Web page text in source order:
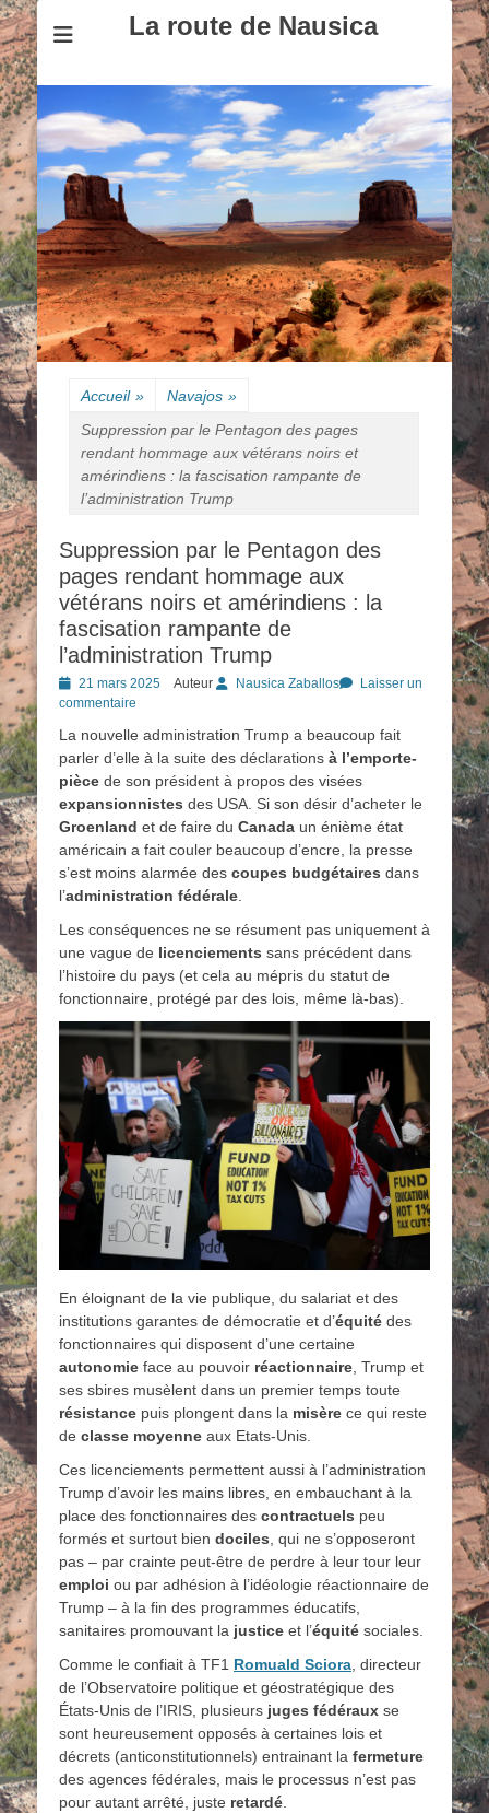
La route de Nausica
Accueil » Navajos »
Suppression par le Pentagon des pages
rendant hommage aux vétérans noirs et
amérindiens : la fascisation rampante de
l’administration Trump
Suppression par le Pentagon des
pages rendant hommage aux
vétérans noirs et amérindiens : la
fascisation rampante de
l’administration Trump
Posted
on
21 mars 2025 Auteur Nausica Zaballos
Laisser un
commentaire
La nouvelle administration Trump a beaucoup fait
parler d’elle à la suite des déclarations à l’emporte-
pièce de son président à propos des visées
expansionnistes des USA. Si son désir d’acheter le
Groenland et de faire du Canada un énième état
américain a fait couler beaucoup d’encre, la presse
s’est moins alarmée des coupes budgétaires dans
l’administration fédérale.
Les conséquences ne se résument pas uniquement à
une vague de licenciements sans précédent dans
l’histoire du pays (et cela au mépris du statut de
fonctionnaire, protégé par des lois, même là-bas).
En éloignant de la vie publique, du salariat et des
institutions garantes de démocratie et d’équité des
fonctionnaires qui disposent d’une certaine
autonomie face au pouvoir réactionnaire , Trump et
ses sbires musèlent dans un premier temps toute
résistance puis plongent dans la misère ce qui reste
de classe moyenne aux Etats-Unis.
Ces licenciements permettent aussi à l’administration
Trump d’avoir les mains libres, en embauchant à la
place des fonctionnaires des contractuels peu
formés et surtout bien dociles , qui ne s’opposeront
pas – par crainte peut-être de perdre à leur tour leur
emploi ou par adhésion à l’idéologie réactionnaire de
Trump – à la fin des programmes éducatifs,
sanitaires promouvant la justice et l’équité sociales.
Comme le confiait à TF1 Romuald Sciora , directeur
de l’Observatoire politique et géostratégique des
États-Unis de l’IRIS, plusieurs juges fédéraux se
sont heureusement opposés à certaines lois et
décrets (anticonstitutionnels) entrainant la fermeture
des agences fédérales, mais le processus n’est pas
pour autant arrêté, juste retardé